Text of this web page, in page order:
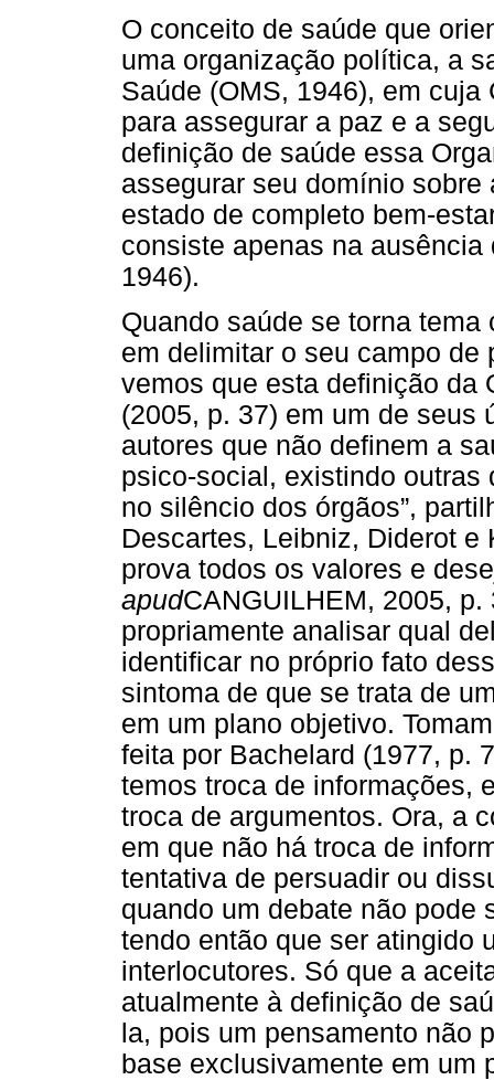
O conceito de saúde que
uma organização política, a
Saúde (OMS, 1946), em cuja
para assegurar a paz e a
definição de saúde essa
assegurar seu domínio sobre
estado de completo bem-
consiste apenas na ausência
1946).
Quando saúde se torna
em delimitar o seu campo
vemos que esta definição da
(2005, p. 37) em um de seus
autores que não definem a
psico-social, existindo outras
no silêncio dos órgãos”,
Descartes, Leibniz, Diderot e
prova todos os valores e
apudCANGUILHEM, 2005,
propriamente analisar qual
identificar no próprio fato
sintoma de que se trata de
em um plano objetivo.
feita por Bachelard (1977, p.
temos troca de informações,
troca de argumentos. Ora, a
em que não há troca de
tentativa de persuadir ou
quando um debate não pode
tendo então que ser atingido
interlocutores. Só que a
atualmente à definição de
la, pois um pensamento não
base exclusivamente em um